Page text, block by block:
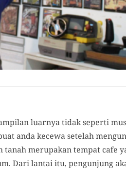
luarnya tidak seperti
anda kecewa setelah
merupakan tempat cafe
Dari lantai itu, pengunjung